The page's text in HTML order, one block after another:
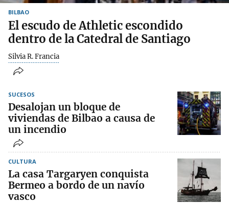
BILBAO
El escudo de Athletic escondido
dentro de la Catedral de Santiago
Silvia R. Francia
SUCESOS
Desalojan un bloque de
viviendas de Bilbao a causa de
un incendio
CULTURA
La casa Targaryen conquista
Bermeo a bordo de un navío
vasco